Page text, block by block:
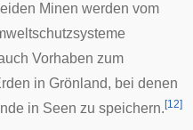
Minen werden vom
Vorhaben zum
in Grönland, bei denen
in Seen zu speichern. [12]